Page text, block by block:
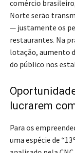
comércio
Norte serão
— justamente os
restaurantes. Na
lotação, aumento
do público nos
lucrarem
Para os
uma espécie de